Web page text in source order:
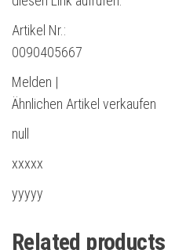
Artikel Nr.:
0090405667
Melden |
Ähnlichen Artikel verkaufen
null
xxxxx
yyyyy
Related products